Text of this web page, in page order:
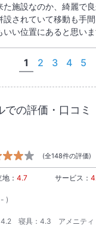
た施設なのか、綺麗で
設されていて移動も手
い位置にあると思いま
1 2 3 4 5
での評価・口コミ
(全148件の評価)
地： 4.7 サービス：
-
4.2 寝具 ： 4.3 アメニティ